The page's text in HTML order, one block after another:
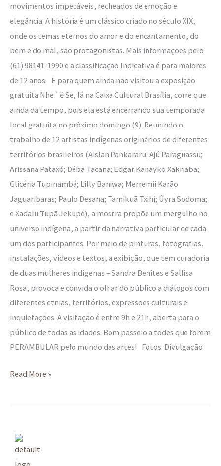
movimentos impecáveis, recheados de emoção e
elegância. A história é um clássico criado no século XIX,
onde os temas eternos do amor e do encantamento, do
bem e do mal, são protagonistas. Mais informações pelo
(61) 98141-1990 e a classificação Indicativa é para maiores
de 12 anos. E para quem ainda não visitou a exposição
gratuita Nhe´ ẽ Se, lá na Caixa Cultural Brasília, corre que
ainda dá tempo, pois ela está encerrando sua temporada
local gratuita no próximo domingo (9). Reunindo o
trabalho de 12 artistas indígenas originários de diferentes
territórios brasileiros (Aislan Pankararu; Ajú Paraguassu;
Arissana Pataxó; Déba Tacana; Edgar Kanaykõ Xakriaba;
Glicéria Tupinambá; Lilly Baniwa; Merremii Karão
Jaguaribaras; Paulo Desana; Tamikuã Txihi; Úyra Sodoma;
e Xadalu Tupã Jekupé), a mostra propõe um mergulho no
universo indígena, a partir da narrativa particular de cada
um dos participantes. Por meio de pinturas, fotografias,
instalações, vídeos e textos, a exibição, que tem curadoria
de duas mulheres indígenas – Sandra Benites e Sallisa
Rosa, provoca e convida o olhar do público a diálogos com
diferentes etnias, territórios, expressões culturais e
inquietações. A visitação é entre 9h e 21h, aberta para o
público de todas as idades. Bom passeio a todes que forem
PERAMBULAR pelo mundo das artes! Fotos: Divulgação
Read More »